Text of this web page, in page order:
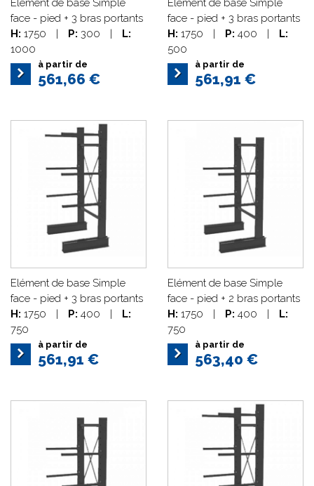
Elément de base Simple
face - pied + 3 bras portants
H: 1750 | P: 300 |
L:
1000
à partir de
561,66 €
Elément de base Simple
face - pied + 3 bras portants
H: 1750 | P: 400 |
L:
500
à partir de
561,91 €
Elément de base Simple
face - pied + 3 bras portants
H: 1750 | P: 400 |
L:
750
à partir de
561,91 €
Elément de base Simple
face - pied + 2 bras portants
H: 1750 | P: 400 |
L:
750
à partir de
563,40 €